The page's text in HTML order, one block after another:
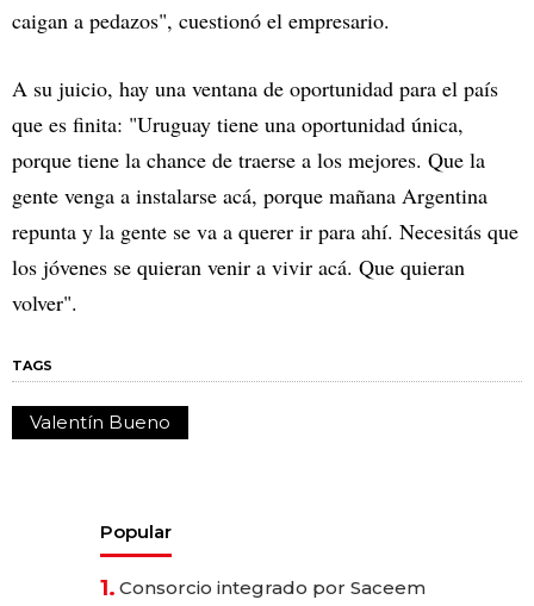
caigan a pedazos", cuestionó el empresario.
A su juicio, hay una ventana de oportunidad para el país
que es finita: "Uruguay tiene una oportunidad única,
porque tiene la chance de traerse a los mejores. Que la
gente venga a instalarse acá, porque mañana Argentina
repunta y la gente se va a querer ir para ahí. Necesitás que
los jóvenes se quieran venir a vivir acá. Que quieran
volver".
TAGS
Valentín Bueno
Popular
1. Consorcio integrado por Saceem